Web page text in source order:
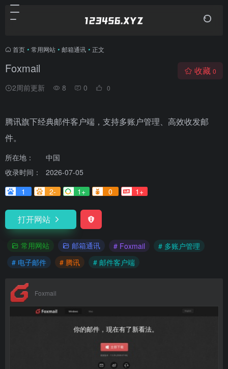
首页 • 常用网站 • 邮箱通讯 • 正文
Foxmail
2周前更新 8 0 0
收藏 0
腾讯旗下经典邮件客户端，支持多账户管理、高效收发邮
件。
所在地：
中国
收录时间：
2026-07-05
1
2- 1+ 0 1+
打开网站
常用网站 邮箱通讯 # Foxmail
# 多账户管理
# 电子邮件
# 腾讯 # 邮件客户端
Foxmail